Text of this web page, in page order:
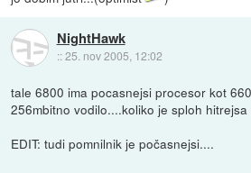
NightHawk
::25. nov 2005, 12:02
tale 6800 ima pocasnejsi procesor kot
256mbitno vodilo....koliko je sploh hitrejsa
EDIT: tudi pomnilnik je počasnejsi....